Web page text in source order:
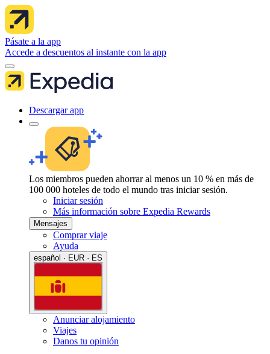
Pásate a la app
Accede a descuentos al instante con la app
Descargar app
Los miembros pueden ahorrar al menos un 10 % en más de
100 000 hoteles de todo el mundo tras iniciar sesión.
Iniciar sesión
Más información sobre Expedia Rewards
Mensajes
Comprar viaje
Ayuda
español · EUR · ES
Anunciar alojamiento
Viajes
Danos tu opinión